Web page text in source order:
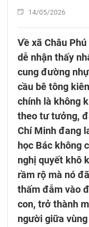
14/05/2026
Về xã Châu
dễ nhận thấy
cung đường
cầu bê tông
chính là không
theo tư tưởng,
Chí Minh đang
học Bác không
nghị quyết khô
rầm rộ mà nó
thấm đẫm vào
con, trở thành
người giữa